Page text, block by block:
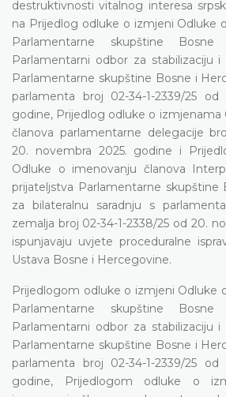
destruktivnosti vitalnog interesa
na Prijedlog odluke o izmjeni Odluke
Parlamentarne skupštine
Parlamentarni odbor za stabilizaciju
Parlamentarne skupštine Bosne i
parlamenta broj 02-34-1-2339/25
godine, Prijedlog odluke o izmjenama
članova parlamentarne delegacije
20. novembra 2025. godine i
Odluke o imenovanju članova
prijateljstva Parlamentarne skupštine
za bilateralnu saradnju s
zemalja broj 02-34-1-2338/25 od 20.
ispunjavaju uvjete proceduralne
Ustava Bosne i Hercegovine.
Prijedlogom odluke o izmjeni Odluke
Parlamentarne skupštine
Parlamentarni odbor za stabilizaciju
Parlamentarne skupštine Bosne i
parlamenta broj 02-34-1-2339/25
godine, Prijedlogom odluke o